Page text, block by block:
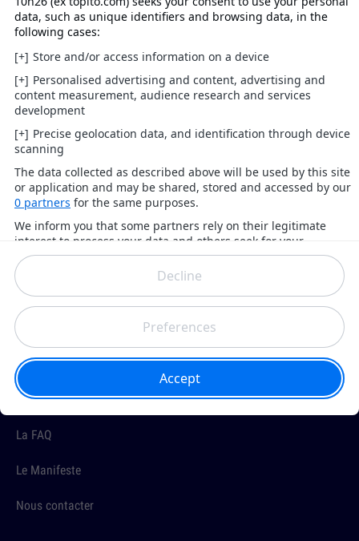
À PROPOS
Topito.com devient 10h26
A propos de nous
L'équipe
La FAQ
Le Manifeste
Nous contacter